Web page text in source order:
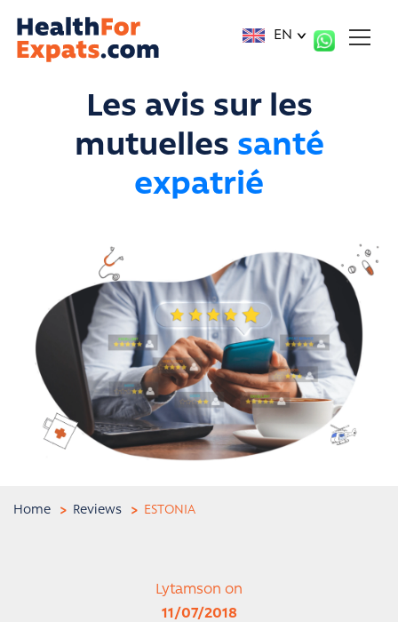
EN
Les avis sur les
mutuelles santé
expatrié
Home Reviews ESTONIA
Lytamson on
11/07/2018